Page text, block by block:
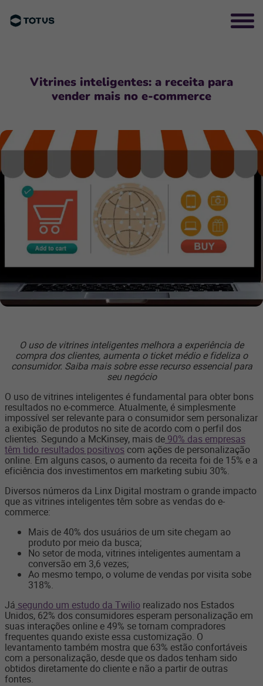
Vitrines inteligentes: a receita para
vender mais no e-commerce
O uso de vitrines inteligentes melhora a experiência de
compra dos clientes, aumenta o ticket médio e fideliza o
consumidor. Saiba mais sobre esse recurso essencial para
seu negócio
O uso de vitrines inteligentes é fundamental para obter bons
resultados no e-commerce. Atualmente, é simplesmente
impossível ser relevante para o consumidor sem personalizar
a exibição de produtos no site de acordo com o perfil dos
clientes. Segundo a McKinsey, mais de 90% das empresas
têm tido resultados positivos com ações de personalização
online. Em alguns casos, o aumento da receita foi de 15% e a
eficiência dos investimentos em marketing subiu 30%.
Diversos números da Linx Digital mostram o grande impacto
que as vitrines inteligentes têm sobre as vendas do e-
commerce:
Mais de 40% dos usuários de um site chegam ao
produto por meio da busca;
No setor de moda, vitrines inteligentes aumentam a
conversão em 3,6 vezes;
Ao mesmo tempo, o volume de vendas por visita sobe
318%.
Já segundo um estudo da Twilio realizado nos Estados
Unidos, 62% dos consumidores esperam personalização em
suas interações online e 49% se tornam compradores
frequentes quando existe essa customização. O
levantamento também mostra que 63% estão confortáveis
com a personalização, desde que os dados tenham sido
obtidos diretamente do cliente e não a partir de outras
fontes.